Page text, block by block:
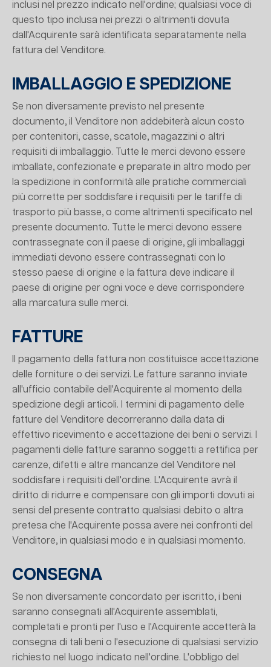
inclusi nel prezzo indicato nell'ordine; qualsiasi voce di
questo tipo inclusa nei prezzi o altrimenti dovuta
dall'Acquirente sarà identificata separatamente nella
fattura del Venditore.
IMBALLAGGIO E SPEDIZIONE
Se non diversamente previsto nel presente
documento, il Venditore non addebiterà alcun costo
per contenitori, casse, scatole, magazzini o altri
requisiti di imballaggio. Tutte le merci devono essere
imballate, confezionate e preparate in altro modo per
la spedizione in conformità alle pratiche commerciali
più corrette per soddisfare i requisiti per le tariffe di
trasporto più basse, o come altrimenti specificato nel
presente documento. Tutte le merci devono essere
contrassegnate con il paese di origine, gli imballaggi
immediati devono essere contrassegnati con lo
stesso paese di origine e la fattura deve indicare il
paese di origine per ogni voce e deve corrispondere
alla marcatura sulle merci.
FATTURE
Il pagamento della fattura non costituisce accettazione
delle forniture o dei servizi. Le fatture saranno inviate
all'ufficio contabile dell'Acquirente al momento della
spedizione degli articoli. I termini di pagamento delle
fatture del Venditore decorreranno dalla data di
effettivo ricevimento e accettazione dei beni o servizi. I
pagamenti delle fatture saranno soggetti a rettifica per
carenze, difetti e altre mancanze del Venditore nel
soddisfare i requisiti dell'ordine. L'Acquirente avrà il
diritto di ridurre e compensare con gli importi dovuti ai
sensi del presente contratto qualsiasi debito o altra
pretesa che l'Acquirente possa avere nei confronti del
Venditore, in qualsiasi modo e in qualsiasi momento.
CONSEGNA
Se non diversamente concordato per iscritto, i beni
saranno consegnati all'Acquirente assemblati,
completati e pronti per l'uso e l'Acquirente accetterà la
consegna di tali beni o l'esecuzione di qualsiasi servizio
richiesto nel luogo indicato nell'ordine. L'obbligo del